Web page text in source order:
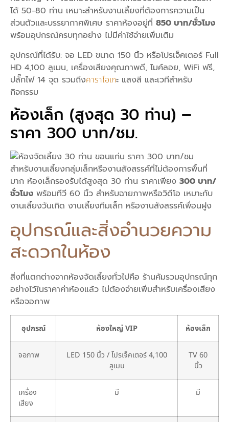
ได้ 50-80 ท่าน เหมาะสำหรับงานเลี้ยงที่ต้องการความเป็น
ส่วนตัวและบรรยากาศพิเศษ ราคาห้องอยู่ที่ 850 บาท/ชั่วโมง
พร้อมอุปกรณ์ครบทุกอย่าง ไม่มีค่าใช้จ่ายเพิ่มเติม
อุปกรณ์ที่ได้รับ: จอ LED ขนาด 150 นิ้ว หรือโปรเจ็คเตอร์ Full
HD 4,100 ลูเมน, เครื่องเสียงคุณภาพดี, ไมค์ลอย, WiFi ฟรี,
ปลั๊กไฟ 14 จุด รวมถึงคาราโอเกะ แสงสี และเวทีสำหรับ
กิจกรรม
ห้องเล็ก (สูงสุด 30 ท่าน) –
ราคา 300 บาท/ชม.
สำหรับงานเลี้ยงกลุ่มเล็กหรืองานสังสรรค์ที่ไม่ต้องการพื้นที่
มาก ห้องเล็กรองรับได้สูงสุด 30 ท่าน ราคาเพียง 300 บาท/
ชั่วโมง พร้อมทีวี 60 นิ้ว สำหรับฉายภาพหรือวิดีโอ เหมาะกับ
งานเลี้ยงวันเกิด งานเลี้ยงทีมเล็ก หรืองานสังสรรค์เพื่อนฝูง
อุปกรณ์และสิ่งอำนวยความ
สะดวกในห้อง
สิ่งที่แตกต่างจากห้องจัดเลี้ยงทั่วไปคือ ร้านคัมรวมอุปกรณ์ทุก
อย่างไว้ในราคาค่าห้องแล้ว ไม่ต้องจ่ายเพิ่มสำหรับเครื่องเสียง
หรือจอภาพ
อุปกรณ์ ห้องใหญ่ VIP ห้องเล็ก
จอภาพ
LED 150 นิ้ว / โปรเจ็คเตอร์ 4,100
ลูเมน
TV 60
นิ้ว
เครื่อง
เสียง
มี มี